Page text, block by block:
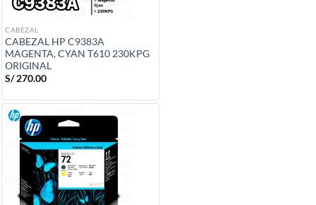
CABEZAL
CABEZAL HP C9383A
MAGENTA, CYAN T610 230KPG
ORIGINAL
S/270.00